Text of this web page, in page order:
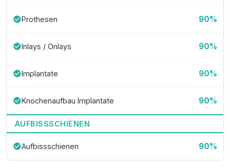
check_circleProthesen 90%
check_circleInlays / Onlays 90%
check_circleImplantate 90%
check_circleKnochenaufbau Implantate 90%
AUFBISSSCHIENEN
check_circleAufbissschienen 90%